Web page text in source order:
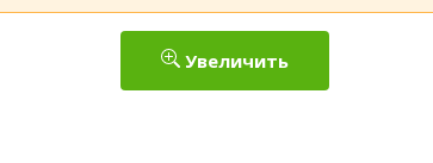
Увеличить